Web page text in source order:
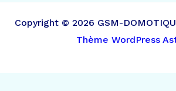
Copyright © 2026 GSM-
Thème WordPress